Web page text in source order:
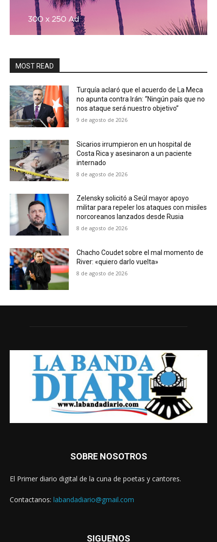
MOST READ
Turquía aclaró que el acuerdo de La Meca
no apunta contra Irán: “Ningún país que no
nos ataque será nuestro objetivo”
9 de agosto de 2026
Sicarios irrumpieron en un hospital de
Costa Rica y asesinaron a un paciente
internado
8 de agosto de 2026
Zelensky solicitó a Seúl mayor apoyo
militar para repeler los ataques con misiles
norcoreanos lanzados desde Rusia
8 de agosto de 2026
Chacho Coudet sobre el mal momento de
River: «quiero darlo vuelta»
8 de agosto de 2026
SOBRE NOSOTROS
El Primer diario digital de la cuna de poetas y cantores.
Contactanos: labandadiario@gmail.com
SIGUENOS